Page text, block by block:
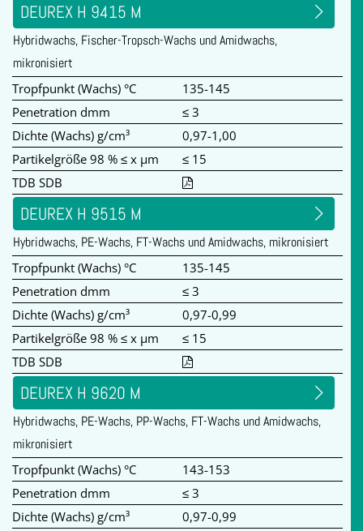
DEUREX H 9415 M
Hybridwachs, Fischer-Tropsch-Wachs und Amidwachs,
mikronisiert
Tropfpunkt (Wachs) °C
135-145
Penetration dmm
≤ 3
Dichte (Wachs) g/cm³
0,97-1,00
Partikelgröße 98 % ≤ x µm
≤ 15
TDB SDB
DEUREX H 9515 M
Hybridwachs, PE-Wachs, FT-Wachs und Amidwachs, mikronisiert
Tropfpunkt (Wachs) °C
135-145
Penetration dmm
≤ 3
Dichte (Wachs) g/cm³
0,97-0,99
Partikelgröße 98 % ≤ x µm
≤ 15
TDB SDB
DEUREX H 9620 M
Hybridwachs, PE-Wachs, PP-Wachs, FT-Wachs und Amidwachs,
mikronisiert
Tropfpunkt (Wachs) °C
143-153
Penetration dmm
≤ 3
Dichte (Wachs) g/cm³
0,97-0,99